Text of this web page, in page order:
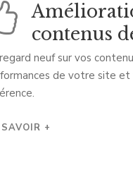
contenus
neuf sur vos
de votre site
+